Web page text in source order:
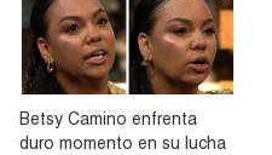
Betsy Camino enfrenta
duro momento en su lucha